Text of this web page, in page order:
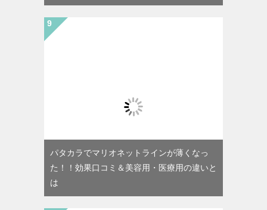
パタカラでマリオネットラインが薄くなっ
た！！効果口コミ＆美容用・医療用の違いと
は